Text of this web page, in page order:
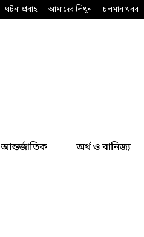
ঘটনা প্রবাহ আমাদের লিখুন চলমান খবর
আন্তর্জাতিক অর্থ ও বানিজ্য